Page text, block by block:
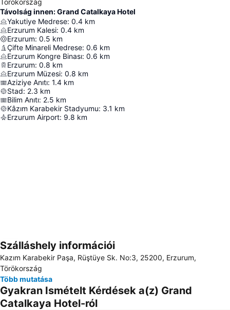
Törökország
Távolság innen: Grand Catalkaya Hotel
Yakutiye Medrese: 0.4 km
Erzurum Kalesi: 0.4 km
Erzurum: 0.5 km
Çifte Minareli Medrese: 0.6 km
Erzurum Kongre Binası: 0.6 km
Erzurum: 0.8 km
Erzurum Müzesi: 0.8 km
Aziziye Anıtı: 1.4 km
Stad: 2.3 km
Bilim Anıtı: 2.5 km
Kâzım Karabekir Stadyumu: 3.1 km
Erzurum Airport: 9.8 km
Nagy méretű térkép
Szálláshely információi
Kazım Karabekir Paşa, Rüştüye Sk. No:3, 25200, Erzurum,
Törökország
Több mutatása
Gyakran Ismételt Kérdések a(z) Grand
Catalkaya Hotel-ról